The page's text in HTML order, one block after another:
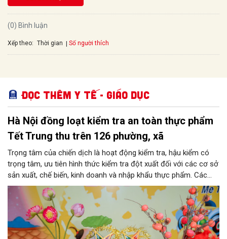
(0) Bình luận
Xếp theo: Thời gian Số người thích
Đọc thêm Y tế - Giáo dục
Hà Nội đồng loạt kiểm tra an toàn thực phẩm
Tết Trung thu trên 126 phường, xã
Trọng tâm của chiến dịch là hoạt động kiểm tra, hậu kiểm có
trọng tâm, ưu tiên hình thức kiểm tra đột xuất đối với các cơ sở
sản xuất, chế biến, kinh doanh và nhập khẩu thực phẩm. Các
nhóm mặt hàng tiêu thụ mạnh như bánh Trung thu, bánh mứt
kẹo, rượu, bia, nước giải khát, phụ gia thực phẩm...